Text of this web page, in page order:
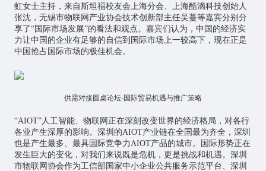
虹女士主持，来自斯坦福校友会上海分会、上海酷滴科技创始人
张沈，无锡市物联网产业协会技术创新部主任吴蔓等嘉宾分别分
享了“国际市场发展”的看法和观点。嘉宾们认为，中国的经济实
力让中国的企业有足够的自信到国际市场上一较高下，现在正是
中国抢占国际市场的极佳机会。
供需对接圆桌论坛-国际贸易机遇与推广策略
“AIOT”人工智能、物联网正在深刻改变世界的经济格局，对各行
各业产生深厚的影响。深圳的AIOT产业链在全国最为齐全，深圳
也是产生最多、最具国际竞争力AIOT产品的城市。国际形势正在
发生巨大的变化，对我们来说既是危机，更是挑战和机遇。深圳
市物联网协会作为工信部国家中小企业公共服务示范平台、深圳